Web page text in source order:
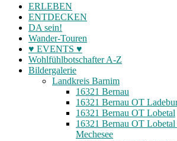
ERLEBEN
ENTDECKEN
DA sein!
Wander-Touren
♥ EVENTS ♥
Wohlfühlbotschafter A-Z
Bildergalerie
Landkreis Barnim
16321 Bernau
16321 Bernau OT
16321 Bernau OT Lobetal
16321 Bernau OT
Mechesee